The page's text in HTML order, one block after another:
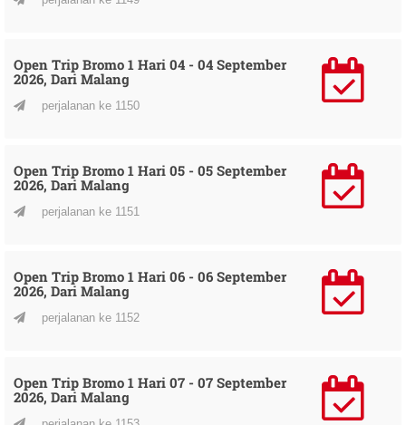
Open Trip Bromo 1 Hari 04 - 04 September
2026, Dari Malang
perjalanan ke 1150
Open Trip Bromo 1 Hari 05 - 05 September
2026, Dari Malang
perjalanan ke 1151
Open Trip Bromo 1 Hari 06 - 06 September
2026, Dari Malang
perjalanan ke 1152
Open Trip Bromo 1 Hari 07 - 07 September
2026, Dari Malang